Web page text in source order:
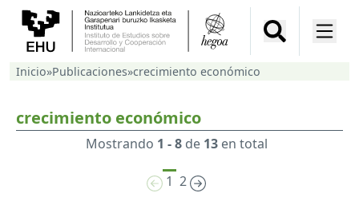
Inicio»Publicaciones»crecimiento económico
crecimiento económico
Mostrando 1 - 8de 13en total
1 2